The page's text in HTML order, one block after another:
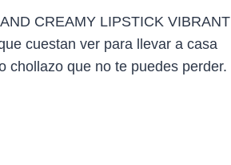
CREAMY LIPSTICK VIBRANT
cuestan ver para llevar a casa
chollazo que no te puedes perder.